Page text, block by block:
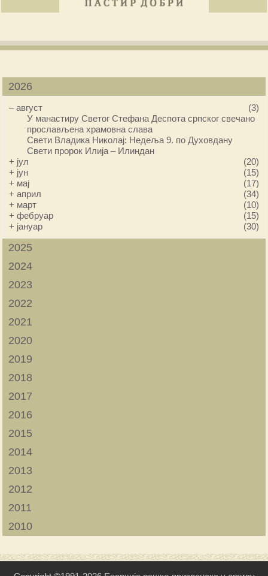
2026
–август
(3)
У манастиру Светог Стефана Деспота српског свечано
прослављена храмовна слава
Свети Владика Николај: Недеља 9. по Духовдану
Свети пророк Илија – Илиндан
+ јул
(20)
+ јун
(15)
+ мај
(17)
+април
(34)
+ март
(10)
+фебруар
(15)
+ јануар (30)
2025
2024
2023
2022
2021
2020
2019
2018
2017
2016
2015
2014
2013
2012
2011
2010